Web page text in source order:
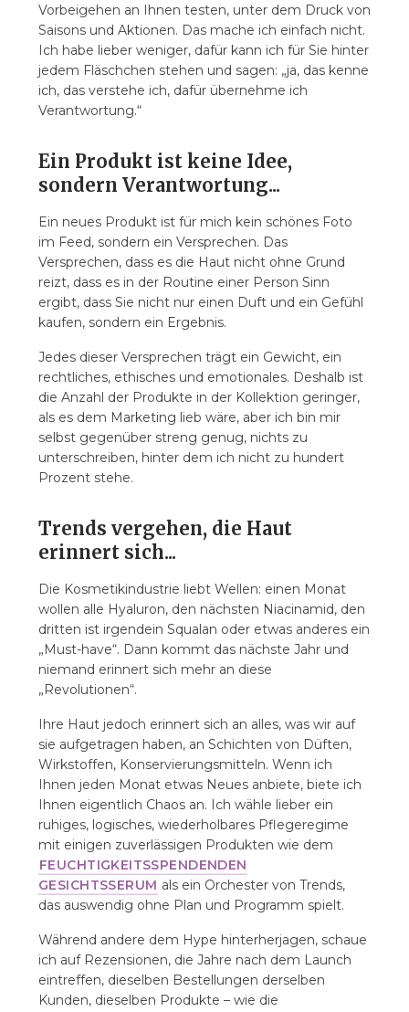
Vorbeigehen an Ihnen testen, unter dem Druck von
Saisons und Aktionen. Das mache ich einfach nicht.
Ich habe lieber weniger, dafür kann ich für Sie hinter
jedem Fläschchen stehen und sagen: „ja, das kenne
ich, das verstehe ich, dafür übernehme ich
Verantwortung.“
Ein Produkt ist keine Idee,
sondern Verantwortung...
Ein neues Produkt ist für mich kein schönes Foto
im Feed, sondern ein Versprechen. Das
Versprechen, dass es die Haut nicht ohne Grund
reizt, dass es in der Routine einer Person Sinn
ergibt, dass Sie nicht nur einen Duft und ein Gefühl
kaufen, sondern ein Ergebnis.
Jedes dieser Versprechen trägt ein Gewicht, ein
rechtliches, ethisches und emotionales. Deshalb ist
die Anzahl der Produkte in der Kollektion geringer,
als es dem Marketing lieb wäre, aber ich bin mir
selbst gegenüber streng genug, nichts zu
unterschreiben, hinter dem ich nicht zu hundert
Prozent stehe.
Trends vergehen, die Haut
erinnert sich...
Die Kosmetikindustrie liebt Wellen: einen Monat
wollen alle Hyaluron, den nächsten Niacinamid, den
dritten ist irgendein Squalan oder etwas anderes ein
„Must-have“. Dann kommt das nächste Jahr und
niemand erinnert sich mehr an diese
„Revolutionen“.
Ihre Haut jedoch erinnert sich an alles, was wir auf
sie aufgetragen haben, an Schichten von Düften,
Wirkstoffen, Konservierungsmitteln. Wenn ich
Ihnen jeden Monat etwas Neues anbiete, biete ich
Ihnen eigentlich Chaos an. Ich wähle lieber ein
ruhiges, logisches, wiederholbares Pflegeregime
mit einigen zuverlässigen Produkten wie dem
FEUCHTIGKEITSSPENDENDEN
GESICHTSSERUM als ein Orchester von Trends,
das auswendig ohne Plan und Programm spielt.
Während andere dem Hype hinterherjagen, schaue
ich auf Rezensionen, die Jahre nach dem Launch
eintreffen, dieselben Bestellungen derselben
Kunden, dieselben Produkte – wie die